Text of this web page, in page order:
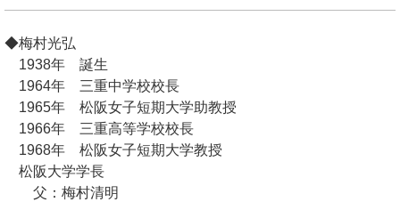
◆梅村光弘
1938年 誕生
1964年 三重中学校校長
1965年 松阪女子短期大学助教授
1966年 三重高等学校校長
1968年 松阪女子短期大学教授
松阪大学学長
父：梅村清明